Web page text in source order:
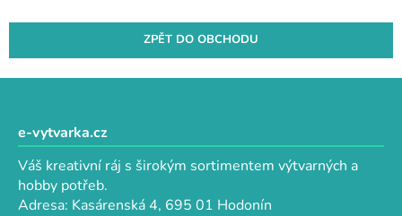
ZPĚT DO OBCHODU
e-vytvarka.cz
Váš kreativní ráj s širokým sortimentem výtvarných a
hobby potřeb.
Adresa: Kasárenská 4, 695 01 Hodonín